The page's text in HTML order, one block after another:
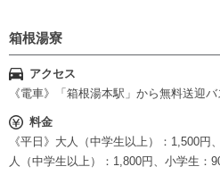
箱根湯寮
アクセス
《電車》「箱根湯本駅」から無料送迎
料金
《平日》大人（中学生以上）：1,500円
人（中学生以上）：1,800円、小学生：